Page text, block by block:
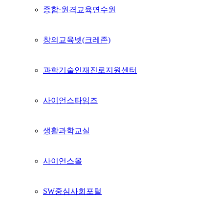
종합·원격교육연수원
창의교육넷(크레존)
과학기술인재진로지원센터
사이언스타임즈
생활과학교실
사이언스올
SW중심사회포털